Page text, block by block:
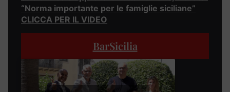
“Norma importante per le famiglie siciliane”
CLICCA PER IL VIDEO
BarSicilia